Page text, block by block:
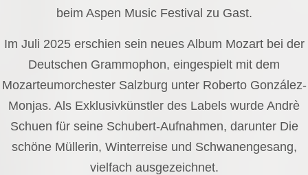
beim Aspen Music Festival zu Gast.
Im Juli 2025 erschien sein neues Album Mozart bei der
Deutschen Grammophon, eingespielt mit dem
Mozarteumorchester Salzburg unter Roberto González-
Monjas. Als Exklusivkünstler des Labels wurde Andrè
Schuen für seine Schubert-Aufnahmen, darunter Die
schöne Müllerin, Winterreise und Schwanengesang,
vielfach ausgezeichnet.